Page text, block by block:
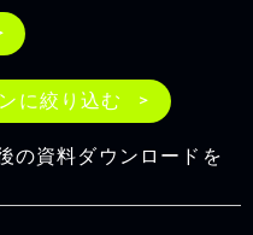
に絞り込む
の資料ダウンロードを